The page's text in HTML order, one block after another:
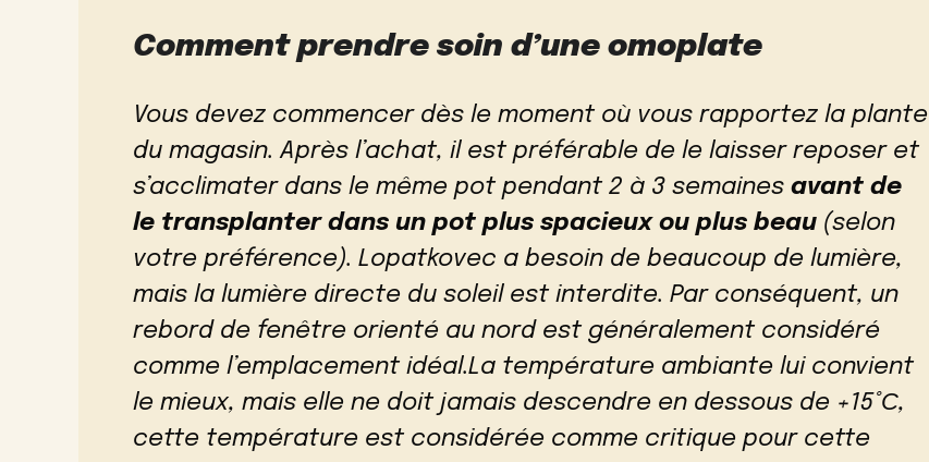
Comment prendre soin d’une omoplate
Vous devez commencer dès le moment où vous rapportez la plante
du magasin. Après l’achat, il est préférable de le laisser reposer et
s’acclimater dans le même pot pendant 2 à 3 semaines avant de
le transplanter dans un pot plus spacieux ou plus beau (selon
votre préférence). Lopatkovec a besoin de beaucoup de lumière,
mais la lumière directe du soleil est interdite. Par conséquent, un
rebord de fenêtre orienté au nord est généralement considéré
comme l’emplacement idéal.La température ambiante lui convient
le mieux, mais elle ne doit jamais descendre en dessous de +15°С,
cette température est considérée comme critique pour cette